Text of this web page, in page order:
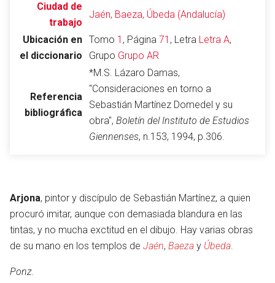
Abrir menú principal
Vigilar
Ciudad de
trabajo
Jaén, Baeza, Úbeda (Andalucía)
Ubicación en
el diccionario
Tomo 1 , Página 71 , Letra Letra A,
Grupo Grupo AR
Referencia
bibliográfica
*M.S. Lázaro Damas,
"Consideraciones en torno a
Sebastián Martínez Domedel y su
obra", Boletín del Instituto de Estudios
Giennenses, n.153, 1994, p.306.
Arjona, pintor y discípulo de Sebastián Martínez, a quien
procuró imitar, aunque con demasiada blandura en las
tintas, y no mucha exctitud en el dibujo. Hay varias obras
de su mano en los templos de Jaén, Baeza y Úbeda.
Ponz.